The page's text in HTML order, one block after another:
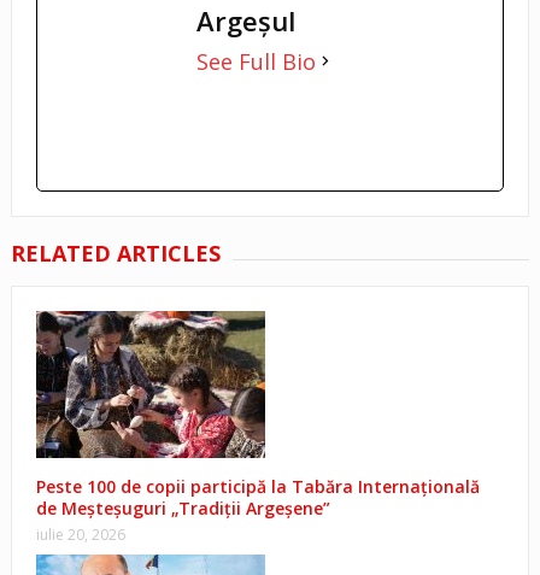
Argeşul
See Full Bio
RELATED ARTICLES
Peste 100 de copii participă la Tabăra Internațională
de Meșteșuguri „Tradiții Argeșene”
iulie 20, 2026